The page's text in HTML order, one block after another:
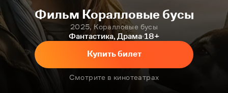
Фильм Коралловые бусы
2025, Коралловые бусы
Фантастика, Драма 18+
Купить билет
Смотрите в кинотеатрах